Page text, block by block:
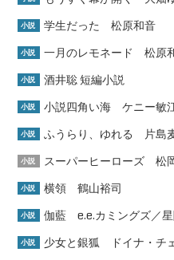
小説 学生だった 松原和音
小説 一月のレモネード 松原
小説 酒井聡 短編小説
小説 小説四角い海 ケニー敏
小説 ふうらり、ゆれる 片島
小説 スーパーヒーローズ 松
小説 横領 鶴山裕司
小説 伽藍 e.e.カミングズ／
小説 少女と銀狐 ドイナ・チ